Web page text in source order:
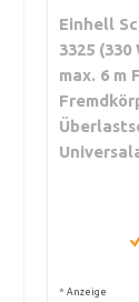
Einhell
3325
max. 6 m
* Anzeige